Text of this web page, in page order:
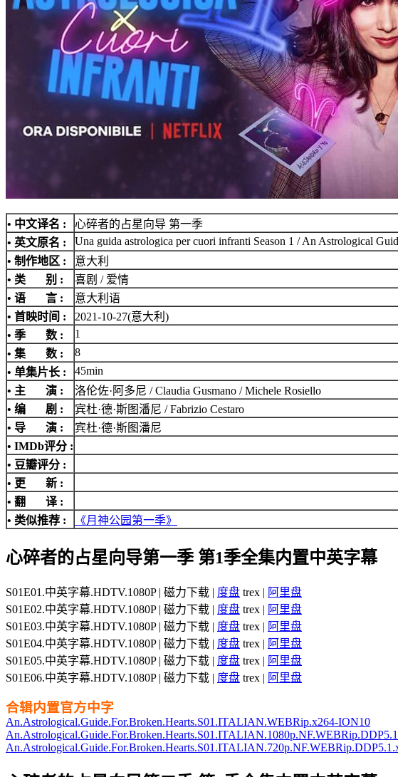
• 中文译名 :
心碎者的占星向导 第一季
• 英文原名 :
Una guida astrologica per cuori infranti Season 1 / An Astrological
• 制作地区 :
意大利
• 类 别 :
喜剧 / 爱情
• 语 言 :
意大利语
• 首映时间 :
2021-10-27(意大利)
• 季 数 :
1
• 集 数 :
8
• 单集片长 :
45min
• 主 演 :
洛伦佐·阿多尼 / Claudia Gusmano / Michele Rosiello
• 编 剧 :
宾杜·德·斯图潘尼 / Fabrizio Cestaro
• 导 演 :
宾杜·德·斯图潘尼
• IMDb评分 :
• 豆瓣评分 :
• 更 新 :
• 翻 译 :
• 类似推荐 :
《月神公园第一季》
心碎者的占星向导第一季 第1季全集内置中英字幕
S01E01.中英字幕.HDTV.1080P | 磁力下载 | 度盘 trex | 阿里盘
S01E02.中英字幕.HDTV.1080P | 磁力下载 | 度盘 trex | 阿里盘
S01E03.中英字幕.HDTV.1080P | 磁力下载 | 度盘 trex | 阿里盘
S01E04.中英字幕.HDTV.1080P | 磁力下载 | 度盘 trex | 阿里盘
S01E05.中英字幕.HDTV.1080P | 磁力下载 | 度盘 trex | 阿里盘
S01E06.中英字幕.HDTV.1080P | 磁力下载 | 度盘 trex | 阿里盘
合辑内置官方中字
An.Astrological.Guide.For.Broken.Hearts.S01.ITALIAN.WEBRip.x264-ION10